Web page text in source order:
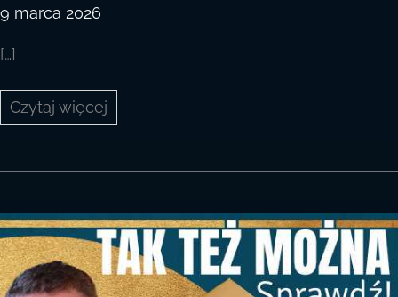
9 marca 2026
[…]
Twoje 1,5%
podatku
ewangelizację
Czytaj więcej